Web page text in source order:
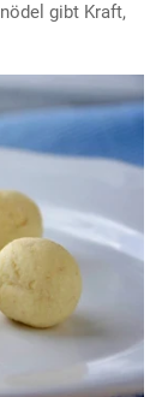
gibt Kraft,